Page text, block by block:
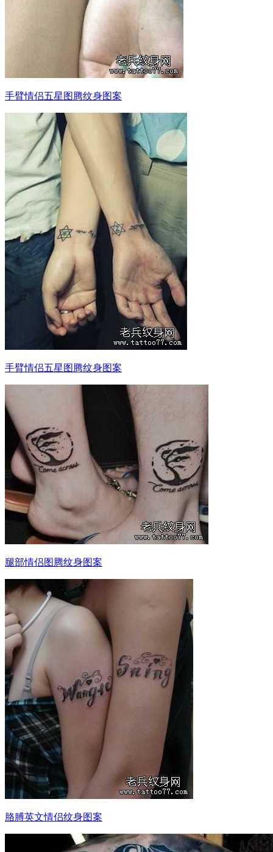
手臂情侣五星图腾纹身图案
手臂情侣五星图腾纹身图案
腿部情侣图腾纹身图案
胳膊英文情侣纹身图案